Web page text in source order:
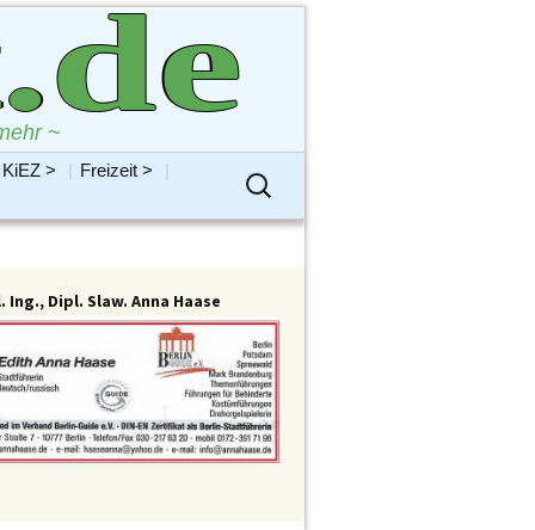
~
DIE LINKE
FDP
Frau
Wegner
Abt Bauen
Abt Bürgerdienste
Abt Familie
Reinickendorf
Berlin
KiEZ >
|
Gesellschaft
Kommentar
Kostenlose Pinnwand
Kultur/Kunst
Schule
Senioren
Sonstiges
Alles KiEZ
Freizeit >
|
Religionen
Suchen
nach:
Ing., Dipl. Slaw. Anna Haase